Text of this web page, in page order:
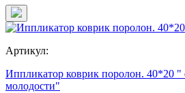
Артикул:
Иппликатор коврик поролон. 40*20 "
молодости"